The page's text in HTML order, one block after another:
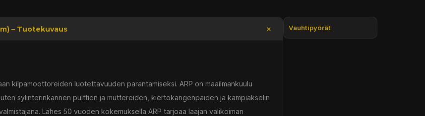
– Tuotekuvaus
kilpamoottoreiden luotettavuuden parantamiseksi. ARP on maailmankuulu
sylinterinkannen pulttien ja muttereiden, kiertokangenpäiden ja kampiakselin
Lähes 50 vuoden kokemuksella ARP tarjoaa laajan valikoiman
Vauhtipyörät